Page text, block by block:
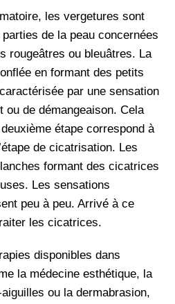
les vergetures sont
de la peau concernées
rougeâtres ou bleuâtres. La
en formant des petits
par une sensation
ou de démangeaison. Cela
étape correspond à
de cicatrisation. Les
formant des cicatrices
Les sensations
peu à peu. Arrivé à ce
les cicatrices.
disponibles dans
la médecine esthétique, la
ou la dermabrasion,